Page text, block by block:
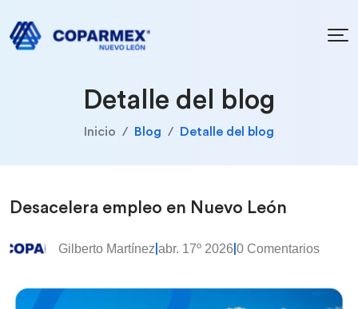
Detalle del blog
Inicio Blog Detalle del blog
Desacelera empleo en Nuevo León
Gilberto Martínez abr. 17º 2026 0 Comentarios